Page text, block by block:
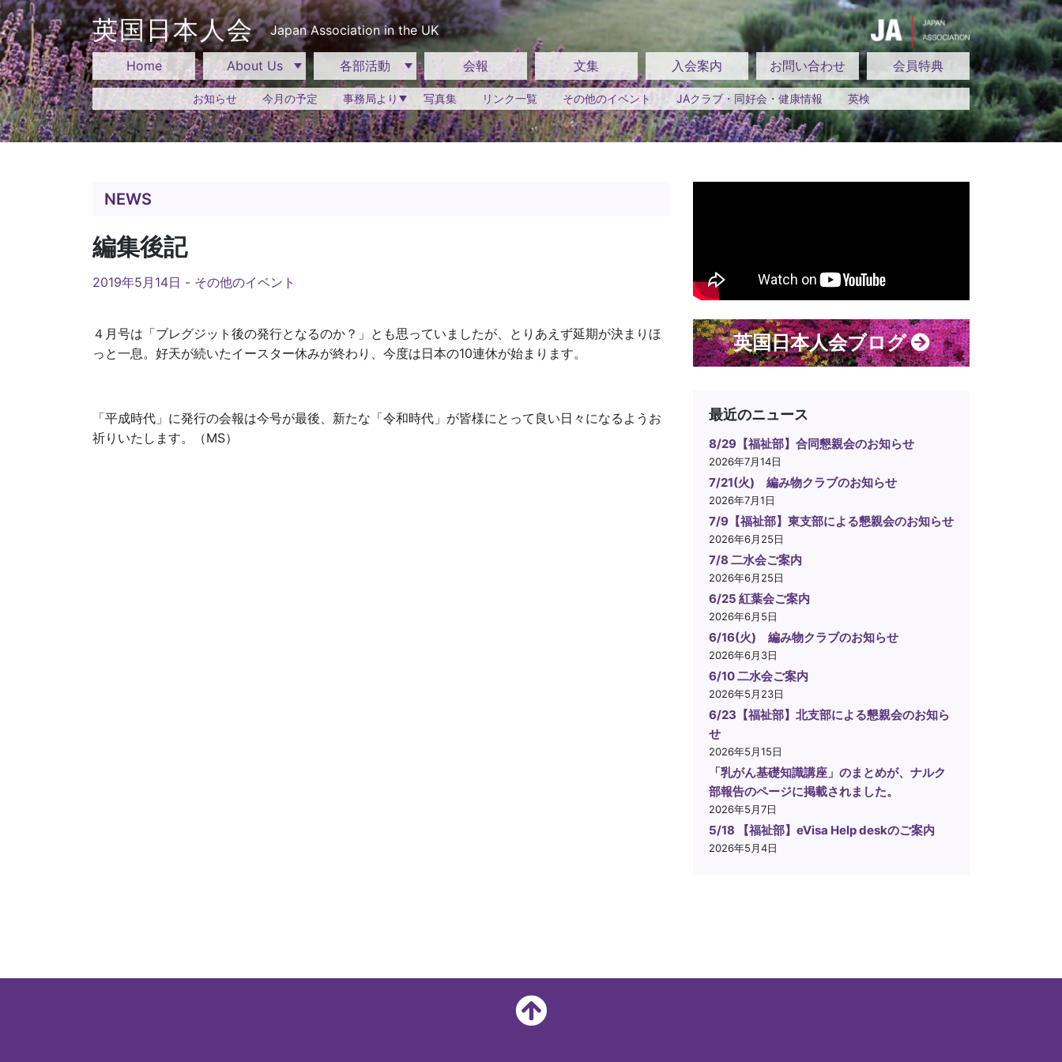
Skip
to
content
英国日本人会 Japan Association in the UK
Home About Us 各部活動 会報 文集 入会案内 お問い合わせ 会員特典
お知らせ 今月の予定 事務局より 写真集 リンク一覧 その他のイベント JAクラブ・同好会・健康情報 英検
NEWS
編集後記
2019年5月14日 - その他のイベント
４月号は「ブレグジット後の発行となるのか？」とも思っていましたが、とりあえず延期が決まりほ
っと一息。好天が続いたイースター休みが終わり、今度は日本の10連休が始まります。
「平成時代」に発行の会報は今号が最後、新たな「令和時代」が皆様にとって良い日々になるようお
祈りいたします。（MS）
英国日本人会ブログ
最近のニュース
8/29【福祉部】合同懇親会のお知らせ
2026年7月14日
7/21(火) 編み物クラブのお知らせ
2026年7月1日
7/9【福祉部】東支部による懇親会のお知らせ
2026年6月25日
7/8 二水会ご案内
2026年6月25日
6/25 紅葉会ご案内
2026年6月5日
6/16(火) 編み物クラブのお知らせ
2026年6月3日
6/10 二水会ご案内
2026年5月23日
6/23【福祉部】北支部による懇親会のお知ら
せ
2026年5月15日
「乳がん基礎知識講座」のまとめが、ナルク
部報告のページに掲載されました。
2026年5月7日
5/18 【福祉部】eVisa Help deskのご案内
2026年5月4日